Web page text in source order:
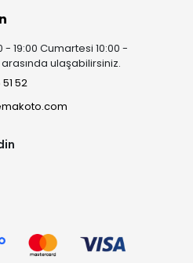
- 19:00 Cumartesi 10:00 -
ulaşabilirsiniz.
52